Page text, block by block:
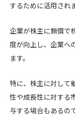
するために活用され
企業が株主に無償で
度が向上し、企業へ
ます。
特に、株主に対して
性や成長性に対する
与する場合もあるの